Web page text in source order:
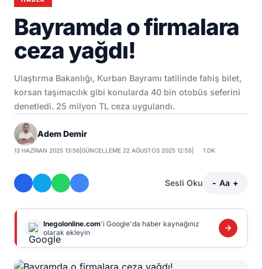
Bayramda o firmalara
ceza yağdı!
Ulaştırma Bakanlığı, Kurban Bayramı tatilinde fahiş bilet,
korsan taşımacılık gibi konularda 40 bin otobüs seferini
denetledi. 25 milyon TL ceza uygulandı.
Adem Demir
13 HAZIRAN 2025 13:56 |GÜNCELLEME 22 AĞUSTOS 2025 12:55 1 DK
Sesli Oku - Aa +
Inegolonline.com'i Google'da haber kaynağınız
olarak ekleyin